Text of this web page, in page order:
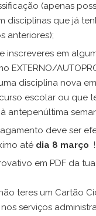
(apenas
disciplinas que já
anteriores);
inscreveres em
EXTERNO/
disciplina nova
escolar ou que
antepenúltima
deve ser
até dia 8 março !
em PDF da
teres um Cartão
serviços